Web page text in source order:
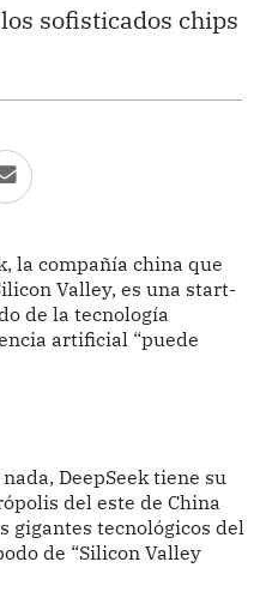
sofisticados chips
la compañía china que
Valley, es una start-
de la tecnología
artificial “puede
DeepSeek tiene su
del este de China
gigantes tecnológicos del
de “Silicon Valley